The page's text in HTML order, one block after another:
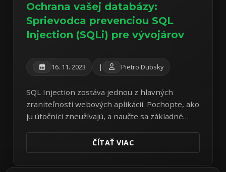
Ochrana vašej databázy:
Sprievodca prevenciou SQL
Injection (SQLi) pre vývojárov
16. 11. 2023 | Pietro Dubsky
SQL Injection zostáva jednou z hlavných
zraniteľností webových aplikácií. Pochopte, ako
ju útočníci zneužívajú, a naučte sa základné
ČÍTAŤ VIAC